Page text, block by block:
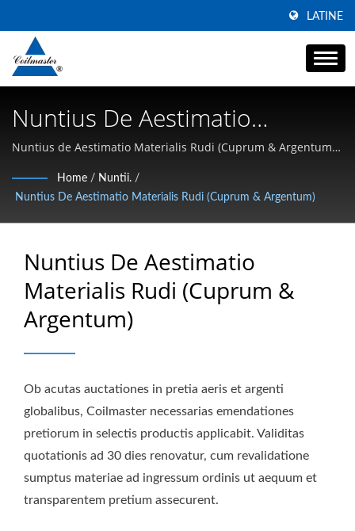
LATINE
Nuntius De Aestimatio
Materialis Rudi (Cuprum &
Argentum) | Componentes
Magnetici | Fabricator
Inductorum, Suffocantium |
Coilmaster Electronics
Nuntius de Aestimatio Materialis Rudi (Cuprum & Argentum)
Modus Chokes, et Alta-Frequentia Magnetica
Home / Nuntii. /
Nuntius De Aestimatio Materialis Rudi (Cuprum & Argentum)
Nuntius De Aestimatio
Materialis Rudi (Cuprum &
Argentum)
Ob acutas auctationes in pretia aeris et argenti
globalibus, Coilmaster necessarias emendationes
pretiorum in selectis productis applicabit. Validitas
quotationis ad 30 dies renovatur, cum revalidatione
sumptus materiae ad ingressum ordinis ut aequum et
transparentem pretium assecurent.